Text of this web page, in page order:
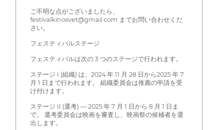
ご不明な点がございましたら、
festivalkinosvet@gmail.com までお問い合わせくだ
さい。
フェスティバルステージ
フェスティバルは次の 3 つのステージで行われます。
ステージ I (組織) は、2024 年 11 月 28 日から2025 年 7
月 1 日まで行われます。 組織委員会は推薦の申請を受
け付けます。
ステージ II (選考) — 2025 年 7 月 1 日から 8 月 1 日ま
で。 選考委員会は映画を審査し、映画祭の候補者を選
出します。